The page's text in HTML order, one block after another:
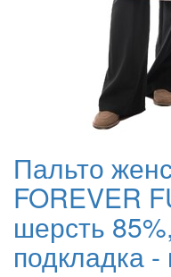
Пальто
FOREVER
шерсть
подкладка -